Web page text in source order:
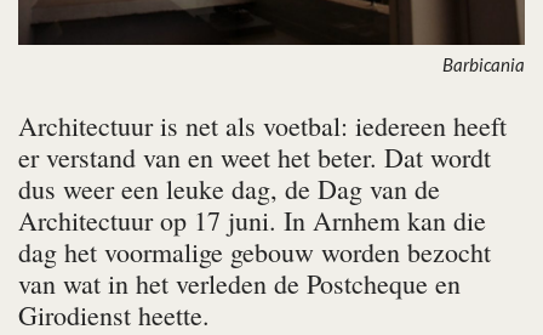
Barbicania
Architectuur is net als voetbal: iedereen heeft
er verstand van en weet het beter. Dat wordt
dus weer een leuke dag, de Dag van de
Architectuur op 17 juni. In Arnhem kan die
dag het voormalige gebouw worden bezocht
van wat in het verleden de Postcheque en
Girodienst heette.